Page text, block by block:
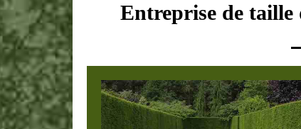
Entreprise de taille